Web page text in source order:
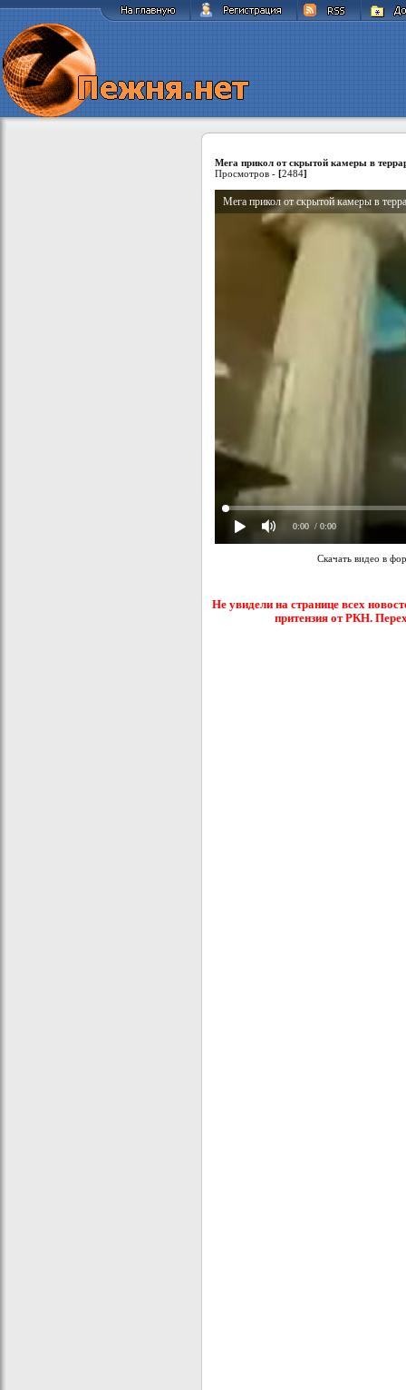
Мега прикол от скрытой камеры в
Просмотров - [2484]
Мега прикол от скрытой камеры в
0:00 / 0:00
Скачать видео в
Не увидели на странице всех
притензия от РКН.